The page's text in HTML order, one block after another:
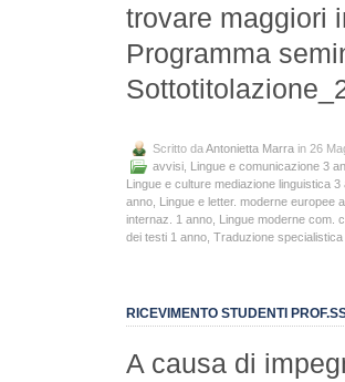
trovare maggiori
Programma
Scritto daAntonietta Marra in 26
avvisi, Lingue e comunicazione 3
Lingue e culture mediazione linguistica 3
anno, Lingue e letter. moderne europee
internaz. 1 anno, Lingue moderne com.
dei testi 1 anno, Traduzione
RICEVIMENTO STUDENTI
A causa di